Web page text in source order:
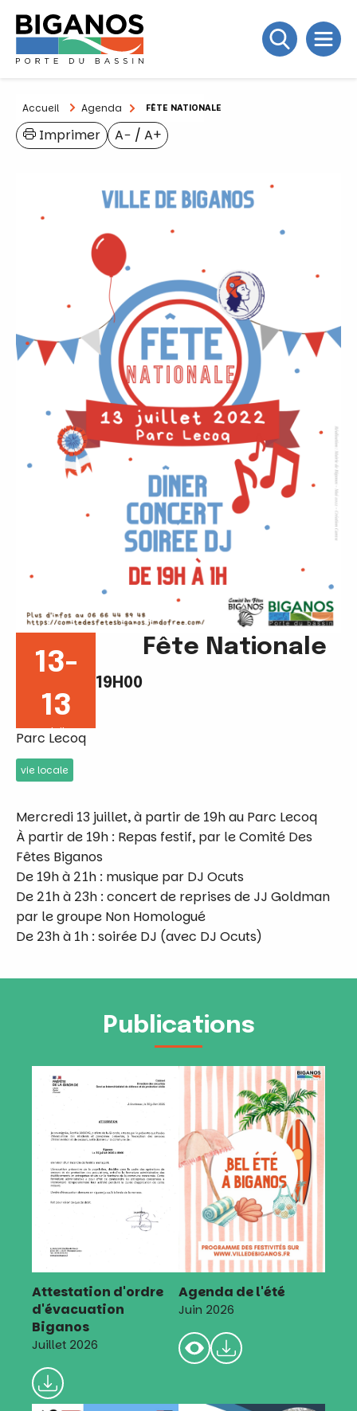
Accueil Agenda FÊTE NATIONALE
A− / A+
Imprimer
13-
13
Juil
19H00
Fête Nationale
Parc Lecoq
vie locale
Mercredi 13 juillet, à partir de 19h au Parc Lecoq
À partir de 19h : Repas festif, par le Comité Des
Fêtes Biganos
De 19h à 21h : musique par DJ Ocuts
De 21h à 23h : concert de reprises de JJ Goldman
par le groupe Non Homologué
De 23h à 1h : soirée DJ (avec DJ Ocuts)
Publications
Attestation d'ordre
d'évacuation
Biganos
Juillet 2026
Agenda de l'été
Juin 2026